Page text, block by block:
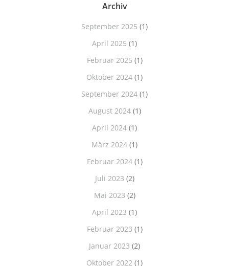
Archiv
September 2025 (1)
April 2025 (1)
Februar 2025 (1)
Oktober 2024 (1)
September 2024 (1)
August 2024(1)
April 2024 (1)
März 2024 (1)
Februar 2024(1)
Juli 2023 (2)
Mai 2023 (2)
April 2023 (1)
Februar 2023 (1)
Januar 2023 (2)
Oktober 2022 (1)